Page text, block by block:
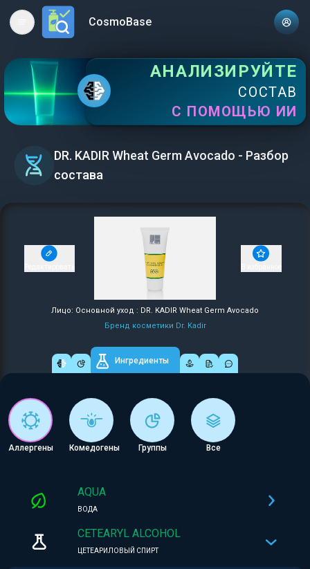
Open main menuCosmoBase
АНАЛИЗИРУЙТЕ
СОСТАВ
С ПОМОЩЬЮ ИИ
DR. KADIR Wheat Germ Avocado - Разбор
состава
Лицо: Основной уход : DR. KADIR Wheat Germ Avocado
Бренд косметики Dr. Kadir
Ингредиенты
Аллергены Комедогены Группы Все
AQUA
ВОДА
CETEARYL ALCOHOL
ЦЕТЕАРИЛОВЫЙ СПИРТ